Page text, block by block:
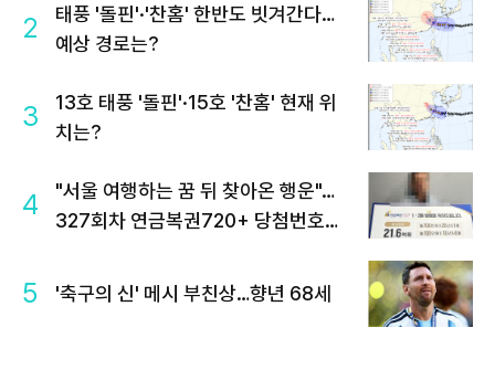
2
태풍 '돌핀'·'찬홈' 한반도 빗겨간다…
예상 경로는?
3
13호 태풍 '돌핀'·15호 '찬홈' 현재 위
치는?
4
"서울 여행하는 꿈 뒤 찾아온 행운"…
327회차 연금복권720+ 당첨번호조
5 '축구의 신' 메시 부친상…향년 68세